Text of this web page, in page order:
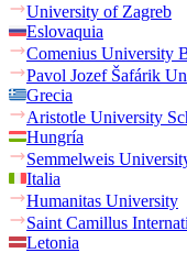
University of Zagreb
Eslovaquia
Comenius University
Pavol Jozef Šafárik
Grecia
Aristotle University
Hungría
Semmelweis
Italia
Humanitas University
Saint Camillus
Letonia